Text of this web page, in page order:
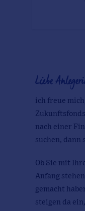
Liebe
ich freue
nach einer
suchen, dann
Ob Sie mit
Anfang
gemacht
steigen da